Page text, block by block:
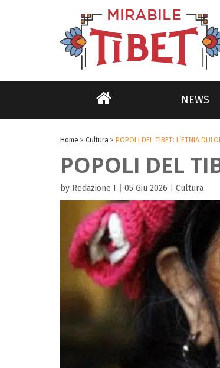
NEWS
Home > Cultura > POPOLI DEL TIBET: L’ETNIA
POPOLI DEL
by Redazione I 05 Giu 2026 Cultura